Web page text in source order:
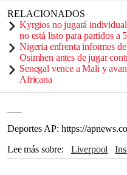
RELACIONADOS
Kyrgios no jugará
no está listo para partidos a
Nigeria enfrenta informes
Osimhen antes de jugar
Senegal vence a Mali y
Africana
Deportes AP: https://
Lee más sobre
Liverpool